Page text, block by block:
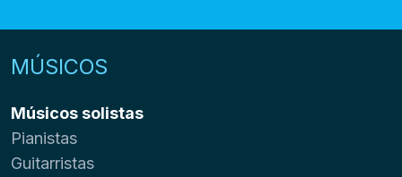
MÚSICOS
Músicos solistas
Pianistas
Guitarristas